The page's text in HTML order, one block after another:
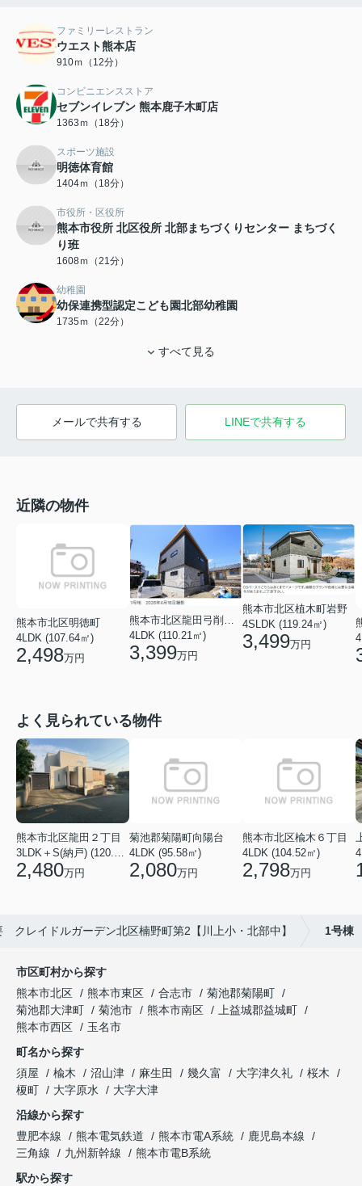
ファミリーレストラン
ウエスト熊本店
910ｍ（12分）
コンビニエンスストア
セブンイレブン 熊本鹿子木町店
1363ｍ（18分）
スポーツ施設
明徳体育館
1404ｍ（18分）
市役所・区役所
熊本市役所 北区役所 北部まちづくりセンター まちづく
り班
1608ｍ（21分）
幼稚園
幼保連携型認定こども園北部幼稚園
1735ｍ（22分）
すべて見る
メールで共有する LINEで共有する
近隣の物件
熊本市北区明徳町
4LDK (107.64㎡)
2,498万円
4LDK (110.21㎡)
3,399万円
熊本市北区植木町岩野
4SLDK (119.24㎡)
3,499万円
よく見られている物件
熊本市北区龍田２丁目
3LDK＋S(納戸) (120.48㎡)
2,480万円
菊池郡菊陽町向陽台
4LDK (95.58㎡)
2,080万円
熊本市北区楡木６丁目
4LDK (104.52㎡)
2,798万円
クレイドルガーデン北区楠野町第2【川上小・北部中】 1号棟
市区町村から探す
熊本市北区
熊本市東区 合志市
菊池郡菊陽町
菊池郡大津町
菊池市 熊本市南区
上益城郡益城町
熊本市西区
玉名市
町名から探す
須屋
楡木 沼山津 麻生田 幾久富 大字津久礼
桜木
榎町
大字原水
大字大津
沿線から探す
豊肥本線
熊本電気鉄道 熊本市電A系統
鹿児島本線
三角線
九州新幹線
熊本市電B系統
駅から探す